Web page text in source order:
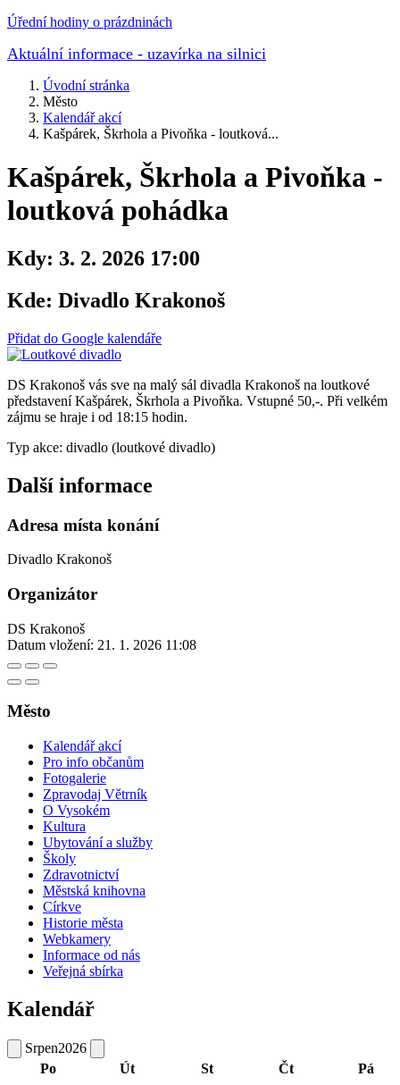
Úřední hodiny o prázdninách
Aktuální informace - uzavírka na silnici
Úvodní stránka
Město
Kalendář akcí
Kašpárek, Škrhola a Pivoňka - loutková...
Kašpárek, Škrhola a Pivoňka -
loutková pohádka
Kdy: 3. 2. 2026 17:00
Kde: Divadlo Krakonoš
Přidat do Google kalendáře
DS Krakonoš vás sve na malý sál divadla Krakonoš na loutkové
představení Kašpárek, Škrhola a Pivoňka. Vstupné 50,-. Při velkém
zájmu se hraje i od 18:15 hodin.
Typ akce: divadlo (loutkové divadlo)
Další informace
Adresa místa konání
Divadlo Krakonoš
Organizátor
DS Krakonoš
Datum vložení: 21. 1. 2026 11:08
Město
Kalendář akcí
Pro info občanům
Fotogalerie
Zpravodaj Větrník
O Vysokém
Kultura
Ubytování a služby
Školy
Zdravotnictví
Městská knihovna
Církve
Historie města
Webkamery
Informace od nás
Veřejná sbírka
Kalendář
Srpen2026
Po
Út St Čt Pá